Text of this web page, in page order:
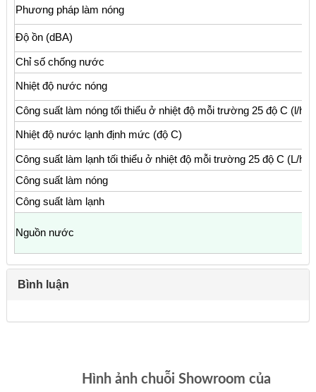
Phương pháp làm nóng
Độ ồn (dBA)
Chỉ số chống nước
Nhiệt độ nước nóng
Công suất làm nóng tối thiểu ở nhiệt độ mỗi trường 25 độ C (l/h)
Nhiệt độ nước lạnh định mức (độ C)
Công suất làm lạnh tối thiểu ở nhiệt độ mỗi trường 25 độ C (L/h)
Công suất làm nóng
Công suất làm lạnh
Nguồn nước
Bình luận
Hình ảnh chuỗi Showroom của